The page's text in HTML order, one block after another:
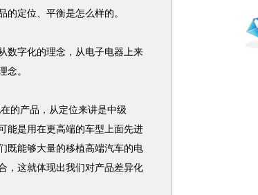
定位、平衡是怎么样的。
字化的理念，从电子电器上来
念。
的产品，从定位来讲是中级
能是用在更高端的车型上面先进
既能够大量的移植高端汽车的电
，这就体现出我们对产品差异化